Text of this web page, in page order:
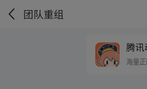
团队重组
腾
海量